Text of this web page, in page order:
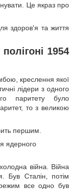
Це якраз про
здоров'я та життя
1954
креслення якої
лідери з одного
паритету було
то з великою
першим.
ядерного
війна. Війна
Був Сталін, потім
все одно був